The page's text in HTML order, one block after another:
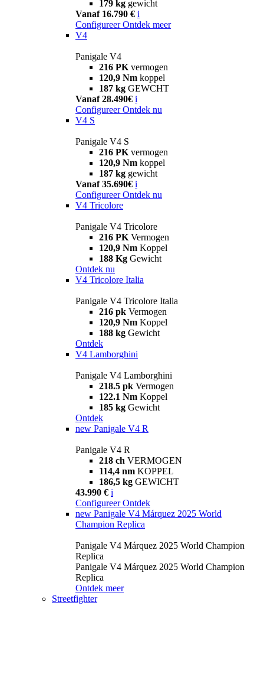
179 kg gewicht
Vanaf 16.790 € i
Configureer Ontdek meer
V4
Panigale V4
216 PK vermogen
120,9 Nm koppel
187 kg GEWCHT
Vanaf 28.490€ i
Configureer Ontdek nu
V4 S
Panigale V4 S
216 PK vermogen
120,9 Nm koppel
187 kg gewicht
Vanaf 35.690€ i
Configureer Ontdek nu
V4 Tricolore
Panigale V4 Tricolore
216 PK Vermogen
120,9 Nm Koppel
188 Kg Gewicht
Ontdek nu
V4 Tricolore Italia
Panigale V4 Tricolore Italia
216 pk Vermogen
120,9 Nm Koppel
188 kg Gewicht
Ontdek
V4 Lamborghini
Panigale V4 Lamborghini
218.5 pk Vermogen
122.1 Nm Koppel
185 kg Gewicht
Ontdek
new Panigale V4 R
Panigale V4 R
218 ch VERMOGEN
114,4 nm KOPPEL
186,5 kg GEWICHT
43.990 € i
Configureer Ontdek
new Panigale V4 Márquez 2025 World
Champion Replica
Panigale V4 Márquez 2025 World Champion
Replica
Panigale V4 Márquez 2025 World Champion
Replica
Ontdek meer
Streetfighter